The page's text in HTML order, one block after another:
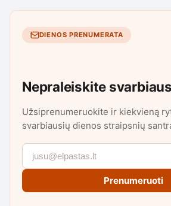
DIENOS PRENUMERATA
Nepraleiskite
Užsiprenumeruokite ir kiekvieną
svarbiausių dienos straipsnių
Prenumeruoti